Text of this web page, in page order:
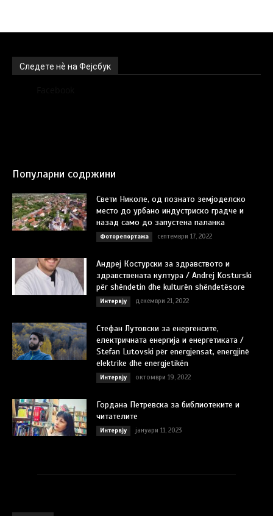
Следете нѐ на Фејсбук
Популарни содржини
Свети Николе, од познато земјоделско
место до урбано индустриско градче и
назад само до запустена паланка
Фоторепортажа септември 17, 2022
Андреј Костурски за здравството и
здравствената култура / Andrej Kosturski
për shëndetin dhe kulturën shëndetësore
Интервју декември 21, 2022
Стефан Лутовски за енергенсите,
електричната енергија и енергетиката /
Stefan Lutovski për energjensat, energjinë
elektrike dhe energjetikën
Интервју октомври 19, 2022
Гордана Петревска за библиотеките и
читателите
Интервју јануари 11, 2023